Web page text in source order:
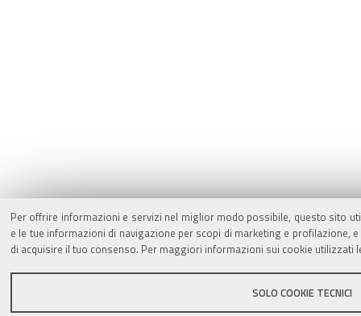
Per offrire informazioni e servizi nel miglior modo possibile, questo sito
e le tue informazioni di navigazione per scopi di marketing e
di acquisire il tuo consenso. Per maggiori informazioni sui cookie utilizzati
SOLO COOKIE TECNICI